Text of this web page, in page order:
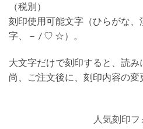
（税別）
刻印使用可能文字（ひらがな
字、－ / ♡ ☆）。
大文字だけで刻印すると、読み
尚、ご注文後に、刻印内容の
人気刻印フ